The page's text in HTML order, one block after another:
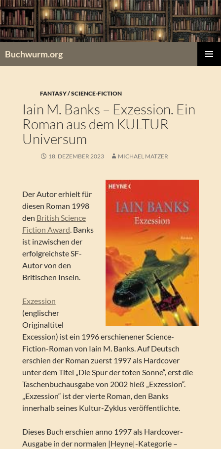
Zum
Inhalt
springen
Buchwurm.org
FANTASY / SCIENCE-FICTION
Iain M. Banks – Exzession. Ein
Roman aus dem KULTUR-
Universum
18. DEZEMBER 2023 MICHAEL MATZER
Der Autor erhielt für
diesen Roman 1998
den British Science
Fiction Award. Banks
ist inzwischen der
erfolgreichste SF-
Autor von den
Britischen Inseln.
Exzession
(englischer
Originaltitel
Excession) ist ein 1996 erschienener Science-
Fiction-Roman von Iain M. Banks. Auf Deutsch
erschien der Roman zuerst 1997 als Hardcover
unter dem Titel „Die Spur der toten Sonne“, erst die
Taschenbuchausgabe von 2002 hieß „Exzession“.
„Exzession“ ist der vierte Roman, den Banks
innerhalb seines Kultur-Zyklus veröffentlichte.
Dieses Buch erschien anno 1997 als Hardcover-
Ausgabe in der normalen |Heyne|-Kategorie –